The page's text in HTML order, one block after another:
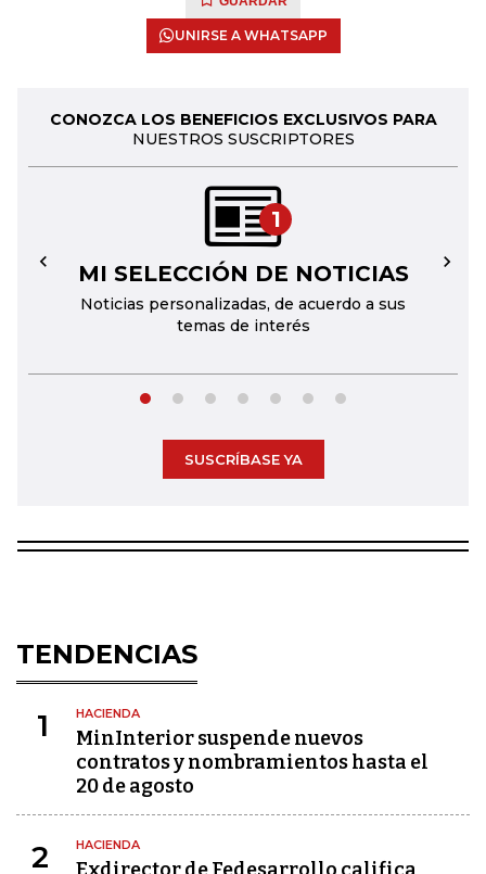
UNIRSE A WHATSAPP
CONOZCA LOS BENEFICIOS EXCLUSIVOS PARA
NUESTROS SUSCRIPTORES
1
MI SELECCIÓN DE NOTICIAS
Noticias personalizadas, de acuerdo a sus
temas de interés
← →
SUSCRÍBASE YA
TENDENCIAS
1 HACIENDA
MinInterior suspende nuevos
contratos y nombramientos hasta el
20 de agosto
2 HACIENDA